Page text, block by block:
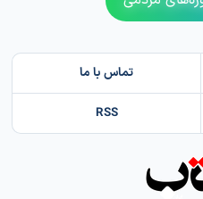
تماس با ما
RSS